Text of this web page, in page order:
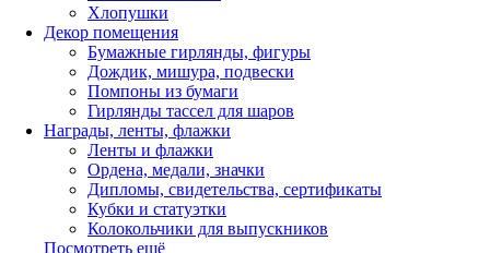
Хлопушки
Декор помещения
Бумажные гирлянды, фигуры
Дождик, мишура, подвески
Помпоны из бумаги
Гирлянды тассел для шаров
Награды, ленты, флажки
Ленты и флажки
Ордена, медали, значки
Дипломы, свидетельства, сертификаты
Кубки и статуэтки
Колокольчики для выпускников
Посмотреть ещё